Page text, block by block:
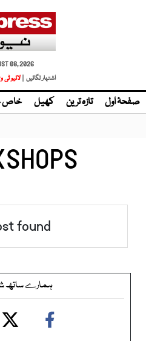
08, 2026
اشتہار لگائیں | لائیو ٹی
صفحۂ اول تازہ ترین کھیل خاص
found
ہمارے ساتھ